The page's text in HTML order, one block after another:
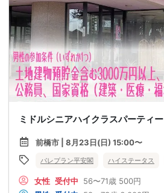
ミドルシニアハイクラスパーティー
前橋市 | 8月23日(日) 15:00〜
パレプラン平安閣 ハイステータス
女性 受付中 56〜71歳 500円